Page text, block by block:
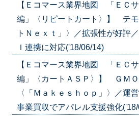
【Ｅコマース業界地図 「ＥＣ
編」〈リピートカート〉】 テ
トＮｅｘｔ」〉／拡張性が好評
Ｉ連携に対応('18/06/14)
【Ｅコマース業界地図 「ＥＣ
編」〈カートＡＳＰ〉】 ＧＭ
〈「Ｍａｋｅｓｈｏｐ」〉／運
事業買収でアパレル支援強化